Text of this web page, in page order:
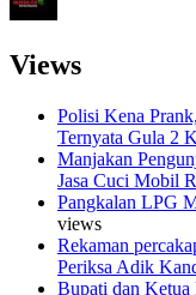
Views
Polisi Kena
Ternyata Gula 2
Manjakan
Jasa Cuci Mobil
Pangkalan LPG
views
Rekaman
Periksa Adik
Bupati dan